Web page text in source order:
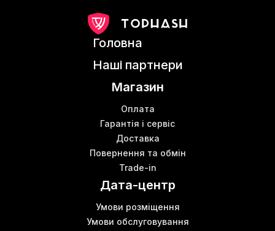
Головна
Наші партнери
Магазин
Оплата
Гарантія і сервіс
Доставка
Повернення та обмін
Trade-in
Дата-центр
Умови розміщення
Умови обслуговування